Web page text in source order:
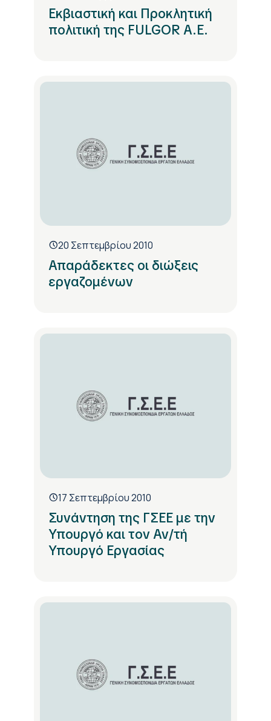
Εκβιαστική και Προκλητική
πολιτική της FULGOR Α.Ε.
20 Σεπτεμβρίου 2010
Απαράδεκτες οι διώξεις
εργαζομένων
17 Σεπτεμβρίου 2010
Συνάντηση της ΓΣΕΕ με την
Υπουργό και τον Αν/τή
Υπουργό Εργασίας